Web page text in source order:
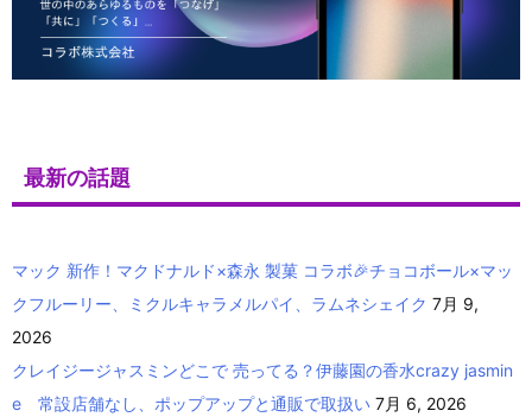
最新の話題
マック 新作！マクドナルド×森永 製菓 コラボ🎉チョコボール×マッ
クフルーリー、ミクルキャラメルパイ、ラムネシェイク 7月 9,
2026
クレイジージャスミンどこで 売ってる？伊藤園の香水crazy jasmin
e 常設店舗なし、ポップアップと通販で取扱い 7月 6, 2026